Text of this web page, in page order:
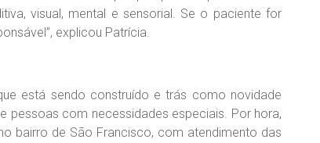
visual, mental e sensorial. Se o paciente for
explicou Patrícia.
está sendo construído e trás como novidade
pessoas com necessidades especiais. Por hora,
bairro de São Francisco, com atendimento das